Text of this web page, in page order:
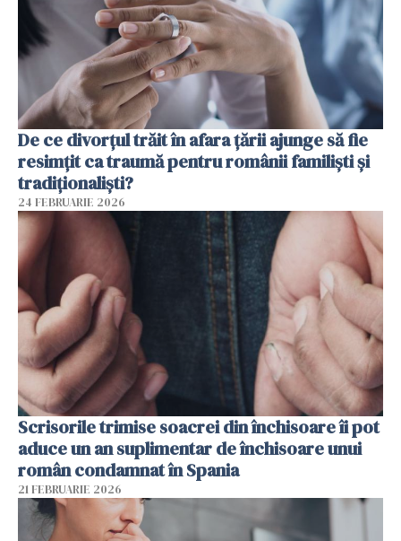
De ce divorțul trăit în afara țării ajunge să fie
resimțit ca traumă pentru românii familiști și
tradiționaliști?
24 FEBRUARIE 2026
Scrisorile trimise soacrei din închisoare îi pot
aduce un an suplimentar de închisoare unui
român condamnat în Spania
21 FEBRUARIE 2026